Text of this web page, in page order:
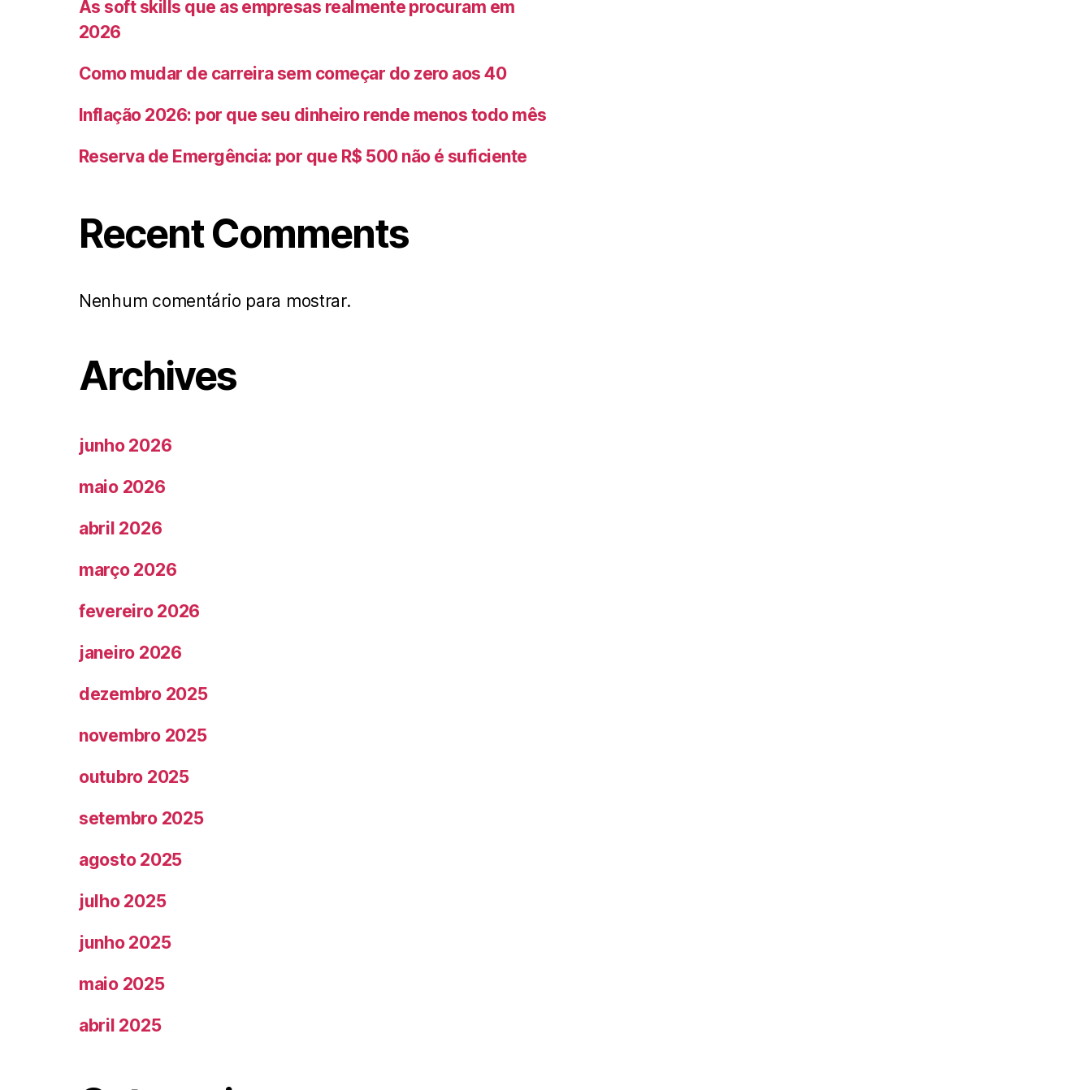
As soft skills que as empresas realmente procuram em
2026
Como mudar de carreira sem começar do zero aos 40
Inflação 2026: por que seu dinheiro rende menos todo mês
Reserva de Emergência: por que R$ 500 não é suficiente
Recent Comments
Nenhum comentário para mostrar.
Archives
junho 2026
maio 2026
abril 2026
março 2026
fevereiro 2026
janeiro 2026
dezembro 2025
novembro 2025
outubro 2025
setembro 2025
agosto 2025
julho 2025
junho 2025
maio 2025
abril 2025